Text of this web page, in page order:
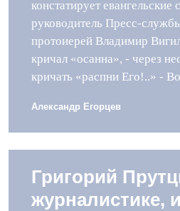
констатирует евангельские
руководитель Пресс-
протоиерей Владимир
кричал «осанна», - через
кричать «распни Его!..» -
Александр Егорцев
Григорий
журналистике,